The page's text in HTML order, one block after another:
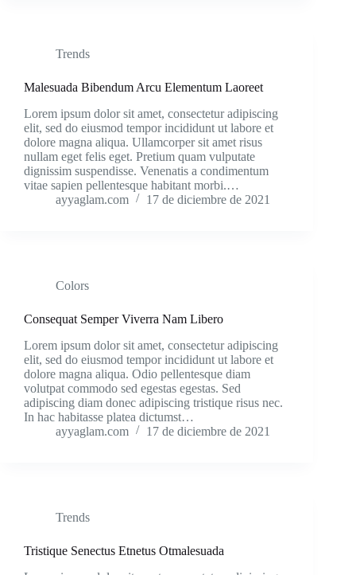
Trends
Malesuada Bibendum Arcu Elementum Laoreet
Lorem ipsum dolor sit amet, consectetur adipiscing
elit, sed do eiusmod tempor incididunt ut labore et
dolore magna aliqua. Ullamcorper sit amet risus
nullam eget felis eget. Pretium quam vulputate
dignissim suspendisse. Venenatis a condimentum
vitae sapien pellentesque habitant morbi.…
ayyaglam.com
17 de diciembre de 2021
Colors
Consequat Semper Viverra Nam Libero
Lorem ipsum dolor sit amet, consectetur adipiscing
elit, sed do eiusmod tempor incididunt ut labore et
dolore magna aliqua. Odio pellentesque diam
volutpat commodo sed egestas egestas. Sed
adipiscing diam donec adipiscing tristique risus nec.
In hac habitasse platea dictumst…
ayyaglam.com
17 de diciembre de 2021
Trends
Tristique Senectus Etnetus Otmalesuada